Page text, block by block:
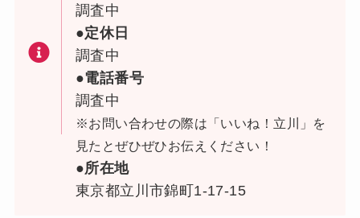
調査中
●定休日
調査中
●電話番号
調査中
※お問い合わせの際は「いいね！立川」を
見たとぜひぜひお伝えください！
●所在地
東京都立川市錦町1-17-15